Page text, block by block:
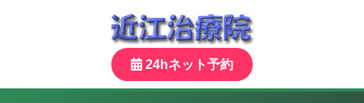
24hネット予約